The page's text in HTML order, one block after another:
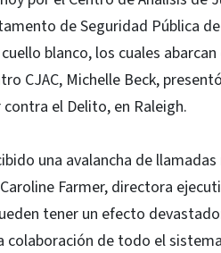
de Seguridad Pública
blanco, los cuales abarcan
CJAC, Michelle Beck,
el Delito, en Raleigh.
una avalancha de
Farmer, directora
tener un efecto
de todo el